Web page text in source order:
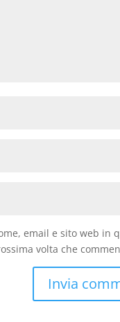
email e sito web in
volta che